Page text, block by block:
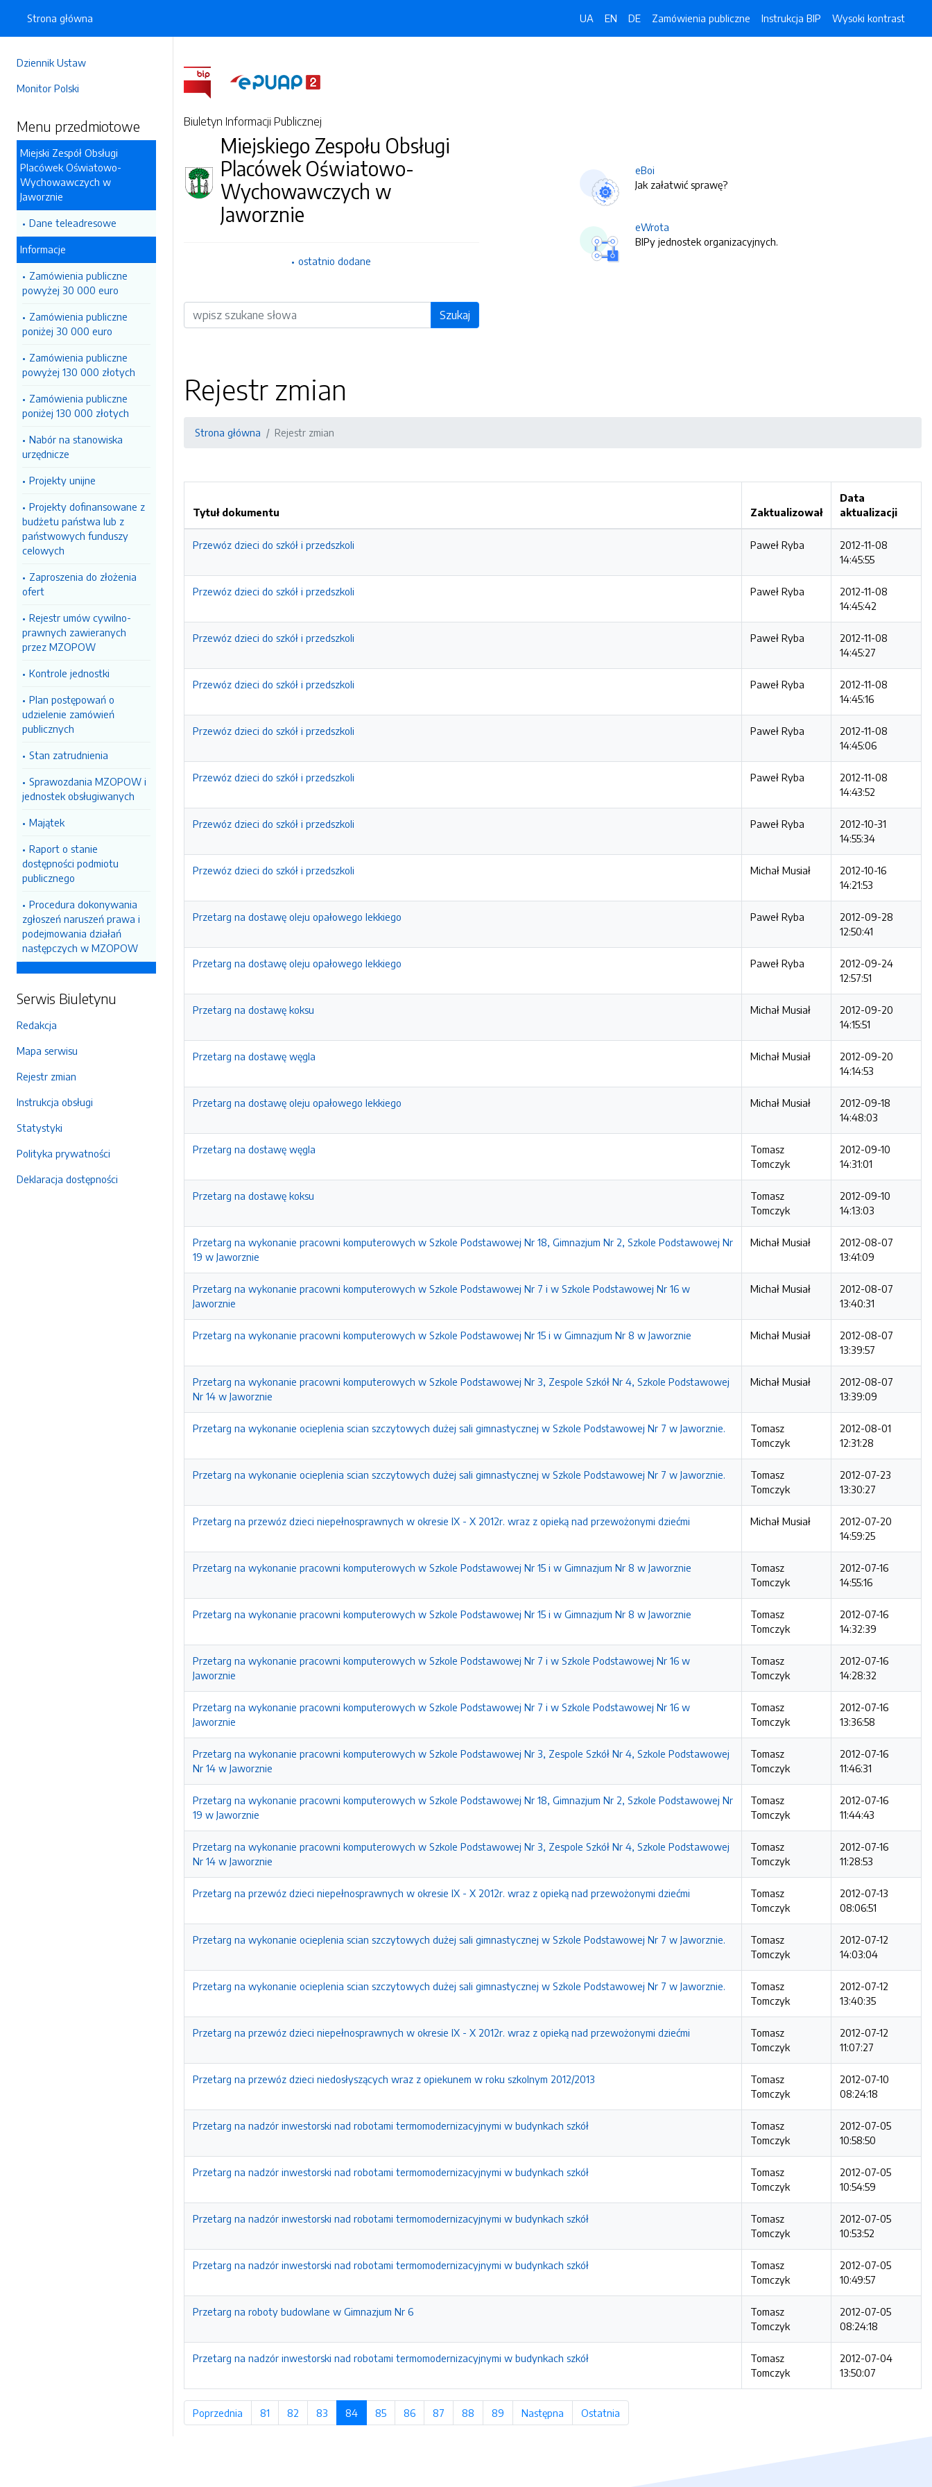
Dziennik Ustaw
Monitor Polski
Menu przedmiotowe
Miejski Zespół Obsługi
Placówek Oświatowo-
Wychowawczych w
Jaworznie
Dane teleadresowe
Informacje
Zamówienia publiczne
powyżej 30 000 euro
Zamówienia publiczne
poniżej 30 000 euro
Zamówienia publiczne
powyżej 130 000 złotych
Zamówienia publiczne
poniżej 130 000 złotych
Nabór na stanowiska
urzędnicze
Projekty unijne
Projekty dofinansowane z
budżetu państwa lub z
państwowych funduszy
celowych
Zaproszenia do złożenia
ofert
Rejestr umów cywilno-
prawnych zawieranych
przez MZOPOW
Kontrole jednostki
Plan postępowań o
udzielenie zamówień
publicznych
Stan zatrudnienia
Sprawozdania MZOPOW i
jednostek obsługiwanych
Majątek
Raport o stanie
dostępności podmiotu
publicznego
Procedura dokonywania
zgłoszeń naruszeń prawa i
podejmowania działań
następczych w MZOPOW
Serwis Biuletynu
Redakcja
Mapa serwisu
Rejestr zmian
Instrukcja obsługi
Statystyki
Polityka prywatności
Deklaracja dostępności
Strona główna UA EN DE Zamówienia publiczne Instrukcja BIP Wysoki kontrast
Biuletyn Informacji Publicznej
Miejskiego Zespołu Obsługi
Placówek Oświatowo-
Wychowawczych w
Jaworznie
ostatnio dodane
Wyszukiwarka Szukaj
eBoi
Jak załatwić sprawę?
eWrota
BIPy jednostek organizacyjnych.
Rejestr zmian
Strona główna Rejestr zmian
Tytuł dokumentu Zaktualizował
Data
aktualizacji
Przewóz dzieci do szkół i przedszkoli Paweł Ryba
2012-11-08
14:45:55
Przewóz dzieci do szkół i przedszkoli Paweł Ryba
2012-11-08
14:45:42
Przewóz dzieci do szkół i przedszkoli Paweł Ryba
2012-11-08
14:45:27
Przewóz dzieci do szkół i przedszkoli Paweł Ryba
2012-11-08
14:45:16
Przewóz dzieci do szkół i przedszkoli Paweł Ryba
2012-11-08
14:45:06
Przewóz dzieci do szkół i przedszkoli Paweł Ryba
2012-11-08
14:43:52
Przewóz dzieci do szkół i przedszkoli Paweł Ryba
2012-10-31
14:55:34
Przewóz dzieci do szkół i przedszkoli Michał Musiał
2012-10-16
14:21:53
Przetarg na dostawę oleju opałowego lekkiego Paweł Ryba
2012-09-28
12:50:41
Przetarg na dostawę oleju opałowego lekkiego Paweł Ryba
2012-09-24
12:57:51
Przetarg na dostawę koksu Michał Musiał
2012-09-20
14:15:51
Przetarg na dostawę węgla Michał Musiał
2012-09-20
14:14:53
Przetarg na dostawę oleju opałowego lekkiego Michał Musiał
2012-09-18
14:48:03
Przetarg na dostawę węgla
Tomasz
Tomczyk
2012-09-10
14:31:01
Przetarg na dostawę koksu
Tomasz
Tomczyk
2012-09-10
14:13:03
Przetarg na wykonanie pracowni komputerowych w Szkole Podstawowej Nr 18, Gimnazjum Nr 2, Szkole Podstawowej Nr
19 w Jaworznie
Michał Musiał
2012-08-07
13:41:09
Przetarg na wykonanie pracowni komputerowych w Szkole Podstawowej Nr 7 i w Szkole Podstawowej Nr 16 w
Jaworznie
Michał Musiał
2012-08-07
13:40:31
Przetarg na wykonanie pracowni komputerowych w Szkole Podstawowej Nr 15 i w Gimnazjum Nr 8 w Jaworznie Michał Musiał
2012-08-07
13:39:57
Przetarg na wykonanie pracowni komputerowych w Szkole Podstawowej Nr 3, Zespole Szkół Nr 4, Szkole Podstawowej
Nr 14 w Jaworznie
Michał Musiał
2012-08-07
13:39:09
Przetarg na wykonanie ocieplenia scian szczytowych dużej sali gimnastycznej w Szkole Podstawowej Nr 7 w Jaworznie.
Tomasz
Tomczyk
2012-08-01
12:31:28
Przetarg na wykonanie ocieplenia scian szczytowych dużej sali gimnastycznej w Szkole Podstawowej Nr 7 w Jaworznie.
Tomasz
Tomczyk
2012-07-23
13:30:27
Przetarg na przewóz dzieci niepełnosprawnych w okresie IX - X 2012r. wraz z opieką nad przewożonymi dziećmi Michał Musiał
2012-07-20
14:59:25
Przetarg na wykonanie pracowni komputerowych w Szkole Podstawowej Nr 15 i w Gimnazjum Nr 8 w Jaworznie
Tomasz
Tomczyk
2012-07-16
14:55:16
Przetarg na wykonanie pracowni komputerowych w Szkole Podstawowej Nr 15 i w Gimnazjum Nr 8 w Jaworznie
Tomasz
Tomczyk
2012-07-16
14:32:39
Przetarg na wykonanie pracowni komputerowych w Szkole Podstawowej Nr 7 i w Szkole Podstawowej Nr 16 w
Jaworznie
Tomasz
Tomczyk
2012-07-16
14:28:32
Przetarg na wykonanie pracowni komputerowych w Szkole Podstawowej Nr 7 i w Szkole Podstawowej Nr 16 w
Jaworznie
Tomasz
Tomczyk
2012-07-16
13:36:58
Przetarg na wykonanie pracowni komputerowych w Szkole Podstawowej Nr 3, Zespole Szkół Nr 4, Szkole Podstawowej
Nr 14 w Jaworznie
Tomasz
Tomczyk
2012-07-16
11:46:31
Przetarg na wykonanie pracowni komputerowych w Szkole Podstawowej Nr 18, Gimnazjum Nr 2, Szkole Podstawowej Nr
19 w Jaworznie
Tomasz
Tomczyk
2012-07-16
11:44:43
Przetarg na wykonanie pracowni komputerowych w Szkole Podstawowej Nr 3, Zespole Szkół Nr 4, Szkole Podstawowej
Nr 14 w Jaworznie
Tomasz
Tomczyk
2012-07-16
11:28:53
Przetarg na przewóz dzieci niepełnosprawnych w okresie IX - X 2012r. wraz z opieką nad przewożonymi dziećmi
Tomasz
Tomczyk
2012-07-13
08:06:51
Przetarg na wykonanie ocieplenia scian szczytowych dużej sali gimnastycznej w Szkole Podstawowej Nr 7 w Jaworznie.
Tomasz
Tomczyk
2012-07-12
14:03:04
Przetarg na wykonanie ocieplenia scian szczytowych dużej sali gimnastycznej w Szkole Podstawowej Nr 7 w Jaworznie.
Tomasz
Tomczyk
2012-07-12
13:40:35
Przetarg na przewóz dzieci niepełnosprawnych w okresie IX - X 2012r. wraz z opieką nad przewożonymi dziećmi
Tomasz
Tomczyk
2012-07-12
11:07:27
Przetarg na przewóz dzieci niedosłyszących wraz z opiekunem w roku szkolnym 2012/2013
Tomasz
Tomczyk
2012-07-10
08:24:18
Przetarg na nadzór inwestorski nad robotami termomodernizacyjnymi w budynkach szkół
Tomasz
Tomczyk
2012-07-05
10:58:50
Przetarg na nadzór inwestorski nad robotami termomodernizacyjnymi w budynkach szkół
Tomasz
Tomczyk
2012-07-05
10:54:59
Przetarg na nadzór inwestorski nad robotami termomodernizacyjnymi w budynkach szkół
Tomasz
Tomczyk
2012-07-05
10:53:52
Przetarg na nadzór inwestorski nad robotami termomodernizacyjnymi w budynkach szkół
Tomasz
Tomczyk
2012-07-05
10:49:57
Przetarg na roboty budowlane w Gimnazjum Nr 6
Tomasz
Tomczyk
2012-07-05
08:24:18
Przetarg na nadzór inwestorski nad robotami termomodernizacyjnymi w budynkach szkół
Tomasz
Tomczyk
2012-07-04
13:50:07
Poprzednia strona
81 strona
82 strona
83 strona
84 (bieżąca strona)
85 strona
86 strona
87 strona
88 strona
89 stronaNastępna stronaOstatnia